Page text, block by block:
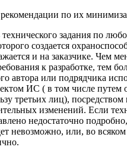
рекомендации по их
задания по
создается
и на заказчике. Чем
к разработке, тем
автора или подрядчика
ИС ( в том числе путем
третьих лиц), посредством
изменений. Если
недостаточно
невозможно, или, во всяком